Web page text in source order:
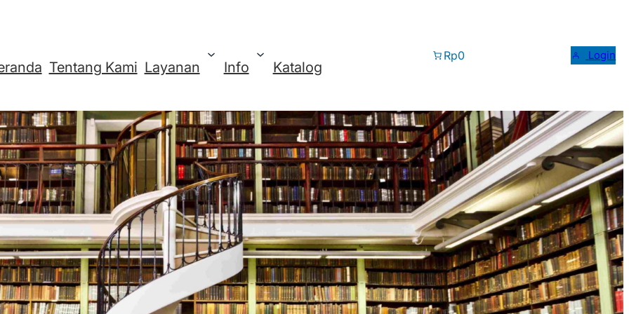
Tentang Kami Layanan Info Katalog
Rp0 Login